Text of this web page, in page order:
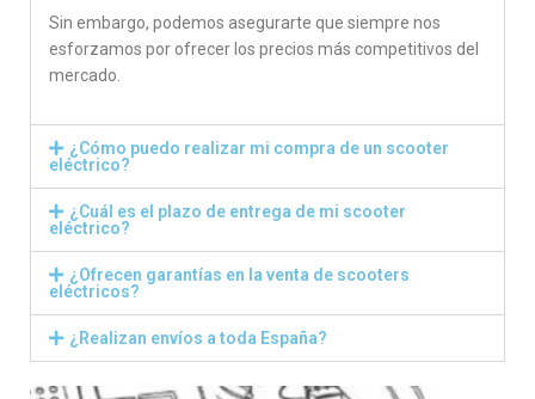
Sin embargo, podemos asegurarte que siempre nos
esforzamos por ofrecer los precios más competitivos del
mercado.
¿Cómo puedo realizar mi compra de un scooter
eléctrico?
¿Cuál es el plazo de entrega de mi scooter
eléctrico?
¿Ofrecen garantías en la venta de scooters
eléctricos?
¿Realizan envíos a toda España?